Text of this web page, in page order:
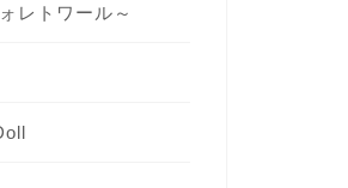
レトワール～